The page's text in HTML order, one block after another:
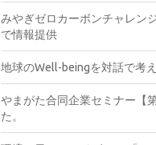
みやぎゼロカーボンチャレン
で情報提供
地球のWell-beingを対話で考
やまがた合同企業セミナー【
た。